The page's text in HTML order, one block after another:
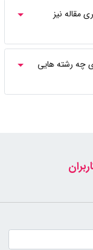
مقاله نیز
چه رشته هایی